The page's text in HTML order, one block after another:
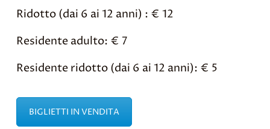
Ridotto (dai 6 ai 12 anni) : € 12
Residente adulto: € 7
Residente ridotto (dai 6 ai 12 anni): € 5
BIGLIETTI IN VENDITA